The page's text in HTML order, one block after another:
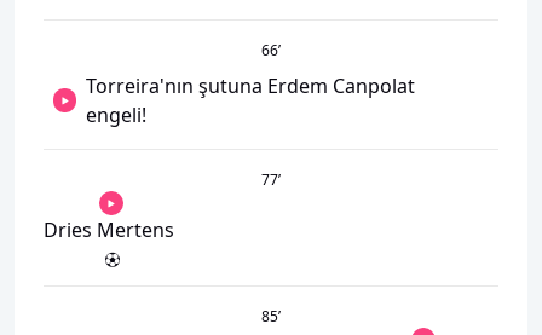
66’
Torreira'nın şutuna Erdem Canpolat
engeli!
77’
Dries Mertens
85’